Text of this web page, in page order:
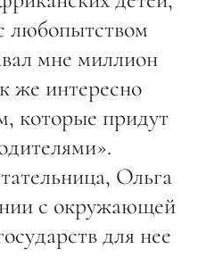
любопытством
мне миллион
же интересно
которые придут
Ольга
с окружающей
для нее